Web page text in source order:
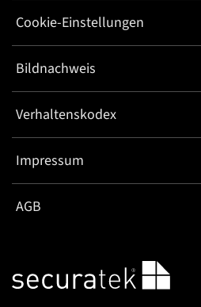
Cookie-Einstellungen
Bildnachweis
Verhaltenskodex
Impressum
AGB